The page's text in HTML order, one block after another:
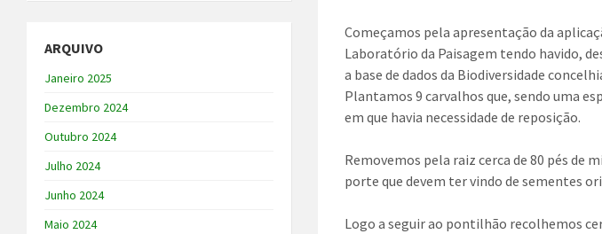
Começamos pela apresentação da
Laboratório da Paisagem tendo havido,
a base de dados da Biodiversidade
Plantamos 9 carvalhos que, sendo uma
em que havia necessidade de reposição.
Removemos pela raiz cerca de 80 pés de
porte que devem ter vindo de sementes
Logo a seguir ao pontilhão recolhemos
ARQUIVO
Janeiro 2025
Dezembro 2024
Outubro 2024
Julho 2024
Junho 2024
Maio 2024